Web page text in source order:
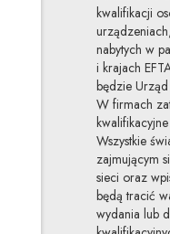
kwalifikacji
nabytych w
i krajach
będzie
W firmach
Wszystkie
zajmującym
sieci oraz
będą tracić
wydania lub